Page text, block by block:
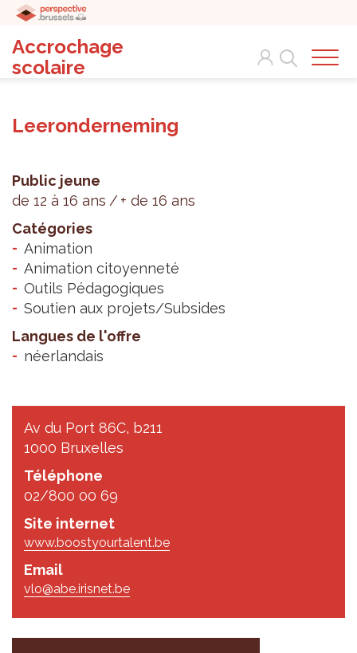
Accrochage
scolaire
Search
Leeronderneming
Public jeune
de 12 à 16 ans
+ de 16 ans
Catégories
Animation
Animation citoyenneté
Outils Pédagogiques
Soutien aux projets/Subsides
Langues de l'offre
néerlandais
Av du Port 86C, b211
1000 Bruxelles
Téléphone
02/800 00 69
Site internet
www.boostyourtalent.be
Email
vlo@abe.irisnet.be